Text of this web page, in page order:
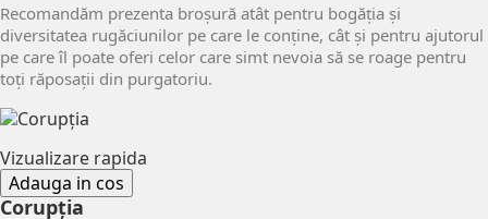
Recomandăm prezenta broșură atât pentru bogăția și
diversitatea rugăciunilor pe care le conține, cât și pentru ajutorul
pe care îl poate oferi celor care simt nevoia să se roage pentru
toți răposații din purgatoriu.
Vizualizare rapida
Adauga in cos
Corupţia